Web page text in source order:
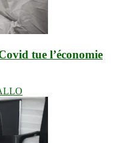
tue l’économie